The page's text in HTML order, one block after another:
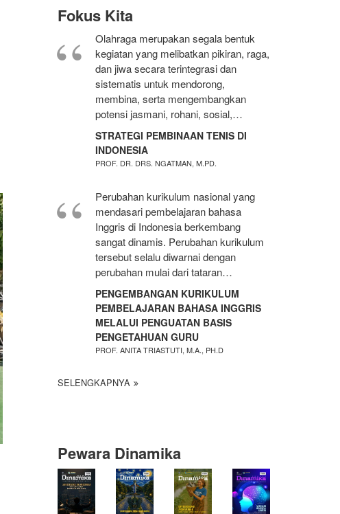
Fokus Kita
Olahraga merupakan segala bentuk
kegiatan yang melibatkan pikiran, raga,
dan jiwa secara terintegrasi dan
sistematis untuk mendorong,
membina, serta mengembangkan
potensi jasmani, rohani, sosial,…
STRATEGI PEMBINAAN TENIS DI
INDONESIA
PROF. DR. DRS. NGATMAN, M.PD.
Perubahan kurikulum nasional yang
mendasari pembelajaran bahasa
Inggris di Indonesia berkembang
sangat dinamis. Perubahan kurikulum
tersebut selalu diwarnai dengan
perubahan mulai dari tataran…
PENGEMBANGAN KURIKULUM
PEMBELAJARAN BAHASA INGGRIS
MELALUI PENGUATAN BASIS
PENGETAHUAN GURU
PROF. ANITA TRIASTUTI, M.A., PH.D
SELENGKAPNYA
Pewara Dinamika